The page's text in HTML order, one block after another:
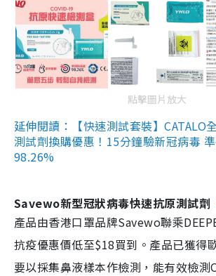
點擊圖片放大
延伸閱讀：【快速測試套裝】CATALO
測試劑換購優惠！15分鐘驗新冠病毒
98.26%
Savewo新型冠狀病毒快速抗原測試劑
產品由香港口罩品牌Savewo聯乘
抗疫優惠價低至$18買到。產品已獲得
要以採集鼻液樣本作檢測，能有效檢